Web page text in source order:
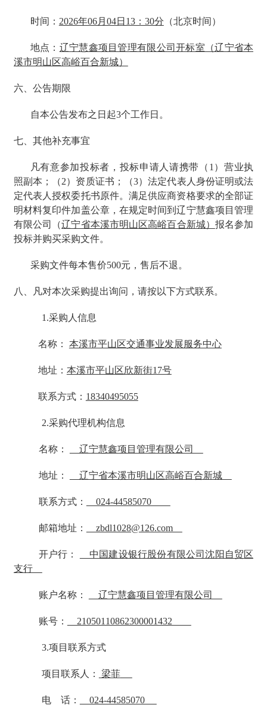
时间： 2026年06月04日13：30分 （北京时间）
地点： 辽宁慧鑫项目管理有限公司开标室（辽宁省本
溪市明山区高峪百合新城）
六、公告期限
自本公告发布之日起3个工作日。
七、其他补充事宜
凡有意参加投标者，投标申请人请携带（1）营业执
照副本；（2）资质证书；（3）法定代表人身份证明或法
定代表人授权委托书原件。满足供应商资格要求的全部证
明材料复印件加盖公章，在规定时间到辽宁慧鑫项目管理
有限公司（辽宁省本溪市明山区高峪百合新城） 报名参加
投标并购买采购文件。
采购文件每本售价500元，售后不退。
八、凡对本次采购提出询问，请按以下方式联系。
1.采购人信息
名称： 本溪市平山区交通事业发展服务中心
地址： 本溪市平山区欣新街17号
联系方式： 18340495055
2.采购代理机构信息
名称： 辽宁慧鑫项目管理有限公司
地址： 辽宁省本溪市明山区高峪百合新城
联系方式： 024-44585070
邮箱地址： zbdl1028@126.com
开户行：
中国建设银行股份有限公司沈阳自贸区
支行
账户名称： 辽宁慧鑫项目管理有限公司
账号： 21050110862300001432
3.项目联系方式
项目联系人： 梁菲
电 话： 024-44585070